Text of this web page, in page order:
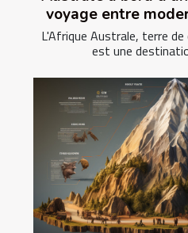
voyage entre
L'Afrique Australe, terre
est une